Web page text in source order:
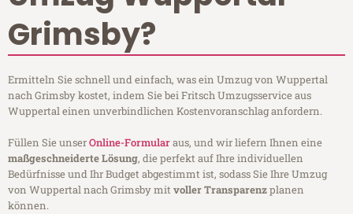
Grimsby?
Ermitteln Sie schnell und einfach, was ein Umzug von Wuppertal
nach Grimsby kostet, indem Sie bei Fritsch Umzugsservice aus
Wuppertal einen unverbindlichen Kostenvoranschlag anfordern.
Füllen Sie unserOnline-Formularaus, und wir liefern Ihnen eine
maßgeschneiderte Lösung, die perfekt auf Ihre individuellen
Bedürfnisse und Ihr Budget abgestimmt ist, sodass Sie Ihre Umzug
von Wuppertal nach Grimsby mitvoller Transparenzplanen
können.